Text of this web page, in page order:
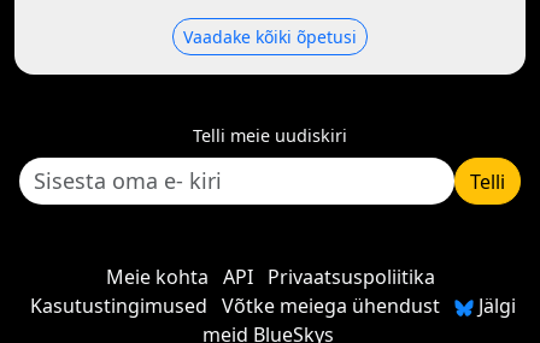
Vaadake kõiki õpetusi
Telli meie uudiskiri
Telli
Meie kohta API
Privaatsuspoliitika
Kasutustingimused Võtke meiega ühendust
Jälgi
meid BlueSkys